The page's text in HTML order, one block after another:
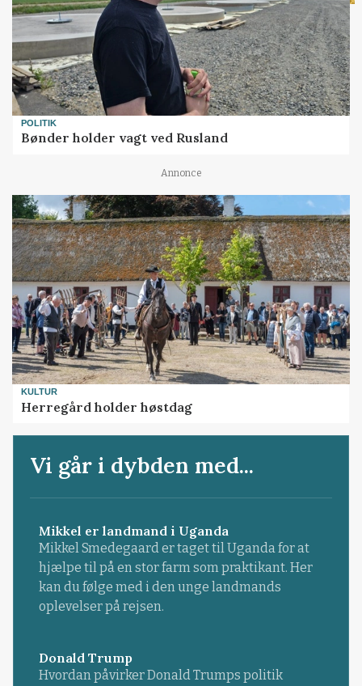
POLITIK
Bønder holder vagt ved Rusland
Annonce
KULTUR
Herregård holder høstdag
Vi går i dybden med...
Mikkel er landmand i Uganda
Mikkel Smedegaard er taget til Uganda for at
hjælpe til på en stor farm som praktikant. Her
kan du følge med i den unge landmands
oplevelser på rejsen.
Donald Trump
Hvordan påvirker Donald Trumps politik